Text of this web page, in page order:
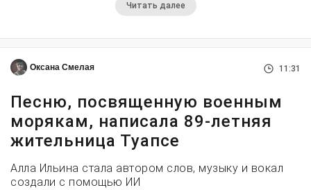
Читать далее
Оксана Смелая 11:31
Песню, посвященную военным
морякам, написала 89-летняя
жительница Туапсе
Алла Ильина стала автором слов, музыку и вокал
создали с помощью ИИ